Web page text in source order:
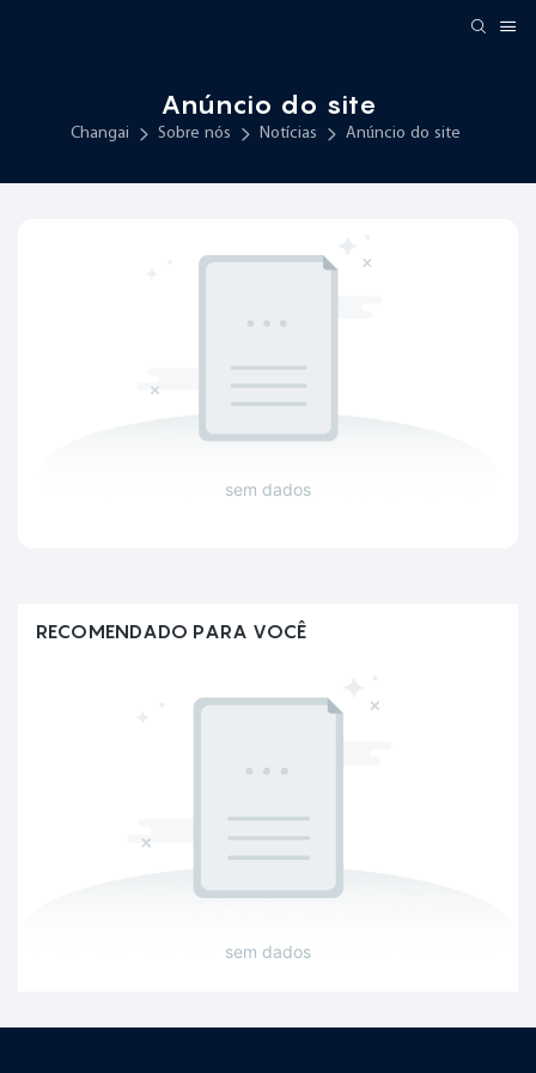
Anúncio do site
Changai Sobre nós Notícias Anúncio do site
sem dados
RECOMENDADO PARA VOCÊ
sem dados